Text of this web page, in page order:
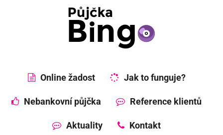
Online žadost Jak to funguje?
Nebankovní půjčka Reference klientů
Aktuality Kontakt